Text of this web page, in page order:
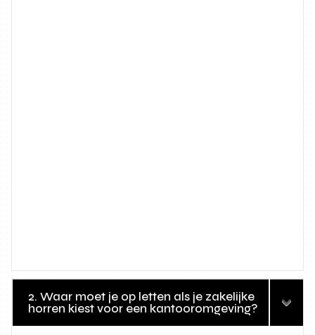
2. Waar moet je op letten als je zakelijke
horren kiest voor een kantooromgeving?